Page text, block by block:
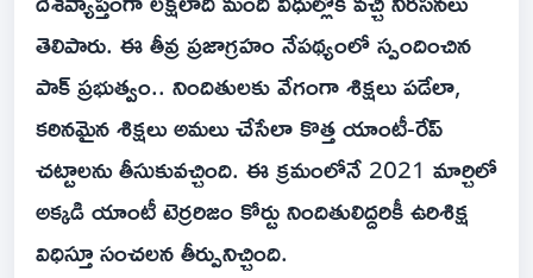
తెలిపారు. ఈ తీవ్ర ప్రజాగ్రహం నేపథ్యంలో స్పందించిన
పాక్ ప్రభుత్వం.. నిందితులకు వేగంగా శిక్షలు పడేలా,
కఠినమైన శిక్షలు అమలు చేసేలా కొత్త యాంటీ-రేప్
చట్టాలను తీసుకువచ్చింది. ఈ క్రమంలోనే 2021 మార్చిలో
అక్కడి యాంటీ టెర్రరిజం కోర్టు నిందితులిద్దరికీ ఉరిశిక్ష
విధిస్తూ సంచలన తీర్పునిచ్చింది.